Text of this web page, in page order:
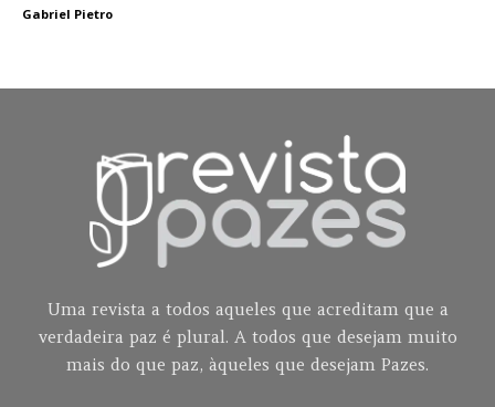
Gabriel Pietro
Uma revista a todos aqueles que acreditam que a
verdadeira paz é plural. A todos que desejam muito
mais do que paz, àqueles que desejam Pazes.